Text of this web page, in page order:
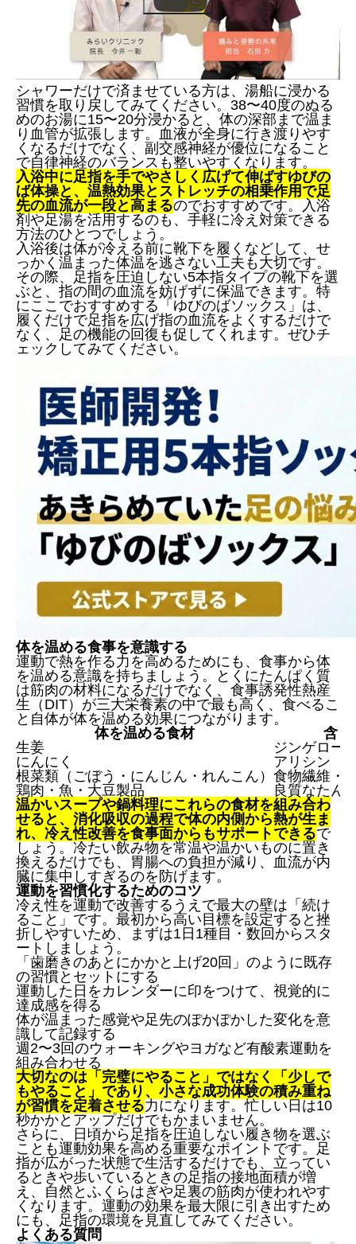
シャワーだけで済ませている方は、湯船に浸かる
習慣を取り戻してみてください。38〜40度のぬる
めのお湯に15〜20分浸かると、体の深部まで温ま
り血管が拡張します。血液が全身に行き渡りやす
くなるだけでなく、副交感神経が優位になること
で自律神経のバランスも整いやすくなります。
入浴中に足指を手でやさしく広げて伸ばすゆびの
ば体操と、温熱効果とストレッチの相乗作用で足
先の血流が一段と高まるのでおすすめです。入浴
剤や足湯を活用するのも、手軽に冷え対策できる
方法のひとつでしょう。
入浴後は体が冷える前に靴下を履くなどして、せ
っかく温まった体温を逃さない工夫も大切です。
その際、足指を圧迫しない5本指タイプの靴下を選
ぶと、指の間の血流を妨げずに保温できます。特
にここでおすすめする「ゆびのばソックス」は、
履くだけで足指を広げ指の血流をよくするだけで
なく、足の機能の回復も促してくれます。ぜひチ
ェックしてみてください。
体を温める食事を意識する
運動で熱を作る力を高めるためにも、食事から体
を温める意識を持ちましょう。とくにたんぱく質
は筋肉の材料になるだけでなく、食事誘発性熱産
生（DIT）が三大栄養素の中で最も高く、食べるこ
と自体が体を温める効果につながります。
体を温める食材
含ま
生姜
ジンゲロー
にんにく
アリシン
根菜類（ごぼう・にんじん・れんこん） 食物繊維・
鶏肉・魚・大豆製品
良質なたん
温かいスープや鍋料理にこれらの食材を組み合わ
せると、消化吸収の過程で体の内側から熱が生ま
れ、冷え性改善を食事面からもサポートできるで
しょう。冷たい飲み物を常温や温かいものに置き
換えるだけでも、胃腸への負担が減り、血流が内
臓に集中しすぎるのを防げます。
運動を習慣化するためのコツ
冷え性を運動で改善するうえで最大の壁は「続け
ること」です。最初から高い目標を設定すると挫
折しやすいため、まずは1日1種目・数回からスタ
ートしましょう。
「歯磨きのあとにかかと上げ20回」のように既存
の習慣とセットにする
運動した日をカレンダーに印をつけて、視覚的に
達成感を得る
体が温まった感覚や足先のぽかぽかした変化を意
識して記録する
週2〜3回のウォーキングやヨガなど有酸素運動を
組み合わせる
大切なのは「完璧にやること」ではなく「少しで
もやること」であり、小さな成功体験の積み重ね
が習慣を定着させる力になります。忙しい日は10
秒かかとアップだけでもかまいません。
さらに、日頃から足指を圧迫しない履き物を選ぶ
ことも運動効果を高める重要なポイントです。足
指が広がった状態で生活するだけでも、立ってい
るときや歩いているときの足指の接地面積が増
え、自然とふくらはぎや足裏の筋肉が使われやす
くなります。運動の効果を最大限に引き出すため
にも、足指の環境を見直してみてください。
よくある質問